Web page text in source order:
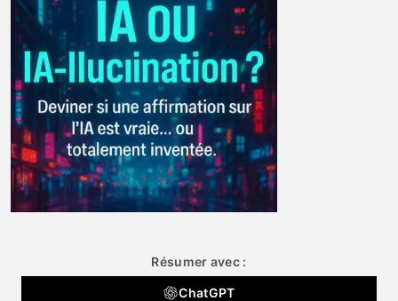
Résumer avec :
ChatGPT